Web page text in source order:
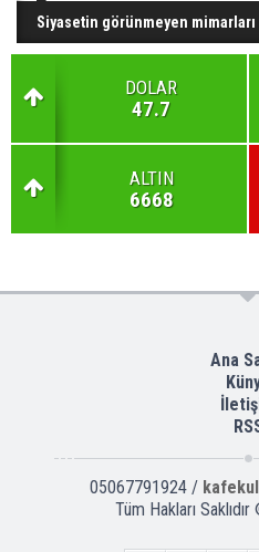
Siyasetin görünmeyen mimarları
DOLAR
47.7
ALTIN
6668
Ana
05067791924 /
Tüm Hakları